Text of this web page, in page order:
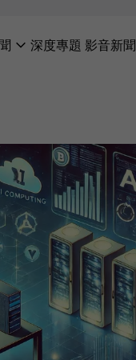
深度專題 影音新聞